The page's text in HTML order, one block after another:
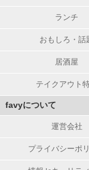
ランチ
おもしろ・話
居酒屋
テイクアウト
favyについて
運営会社
プライバシーポ